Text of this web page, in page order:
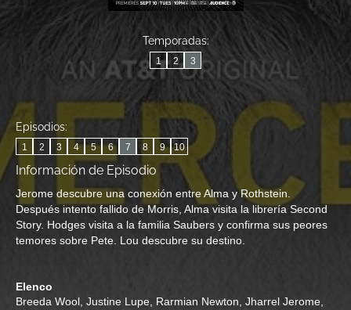
Temporadas:
1 2 3
Episodios:
1 2 3 4 5 6 7 8 9 10
Información de Episodio
Jerome descubre una conexión entre Alma y Rothstein.
Después intento fallido de Morris, Alma visita la librería Second
Story. Hodges visita a la familia Saubers y confirma sus peores
temores sobre Pete. Lou descubre su destino.
Elenco
Breeda Wool Justine Lupe Rarmian Newton Jharrel Jerome